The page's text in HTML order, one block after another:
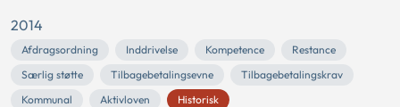
2014
Afdragsordning Inddrivelse Kompetence
Restance
Særlig støtte
Tilbagebetalingsevne
Tilbagebetalingskrav
Kommunal
Aktivloven Historisk